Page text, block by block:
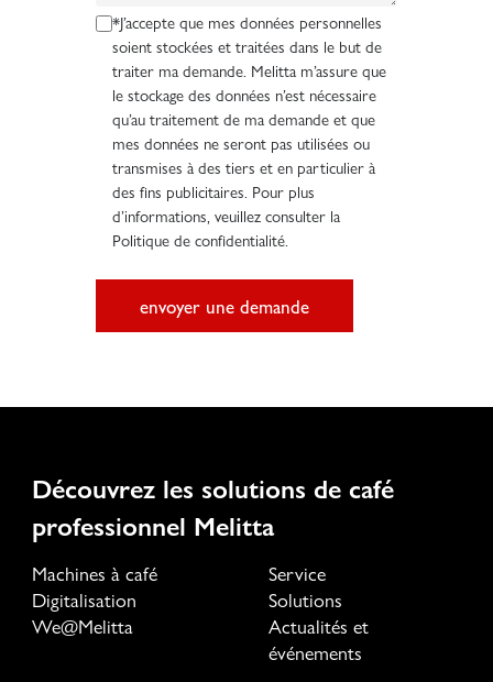
*J’accepte que mes données personnelles
soient stockées et traitées dans le but de
traiter ma demande. Melitta m’assure que
le stockage des données n’est nécessaire
qu’au traitement de ma demande et que
mes données ne seront pas utilisées ou
transmises à des tiers et en particulier à
des fins publicitaires. Pour plus
d’informations, veuillez consulter la
Politique de confidentialité.
envoyer une demande
Découvrez les solutions de café
professionnel Melitta
Machines à café
Service
Digitalisation
Solutions
We@Melitta
Actualités et
événements